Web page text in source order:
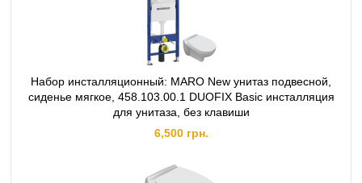
Набор инсталляционный: MARO New унитаз подвесной,
сиденье мягкое, 458.103.00.1 DUOFIX Basic инсталляция
для унитаза, без клавиши
6,500 грн.